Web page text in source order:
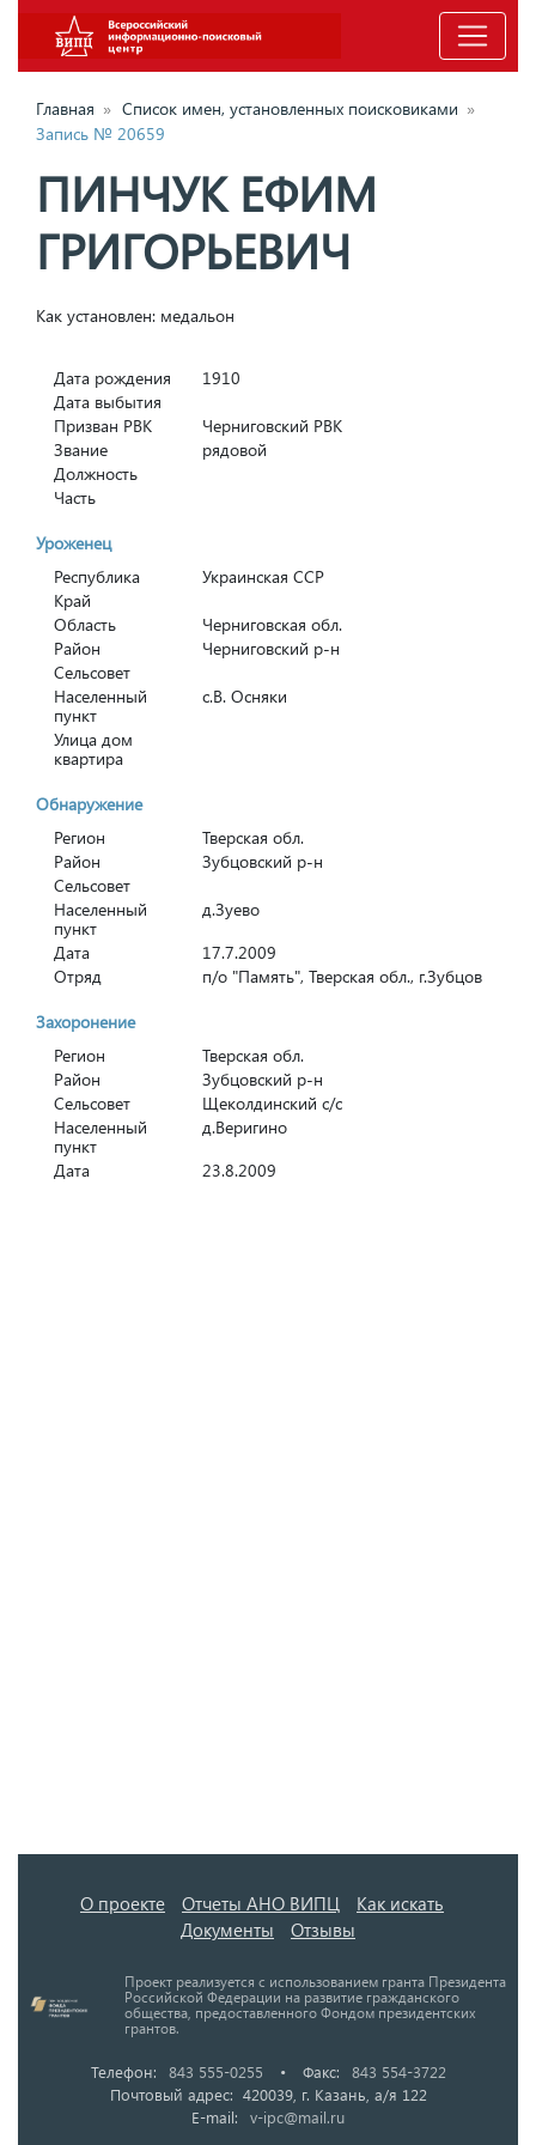
Главная » Список имен, установленных поисковиками »
Запись № 20659
ПИНЧУК ЕФИМ
ГРИГОРЬЕВИЧ
Как установлен: медальон
Дата рождения
1910
Дата выбытия
Призван РВК
Черниговский РВК
Звание
рядовой
Должность
Часть
Уроженец
Республика
Украинская ССР
Край
Область
Черниговская обл.
Район
Черниговский р-н
Сельсовет
Населенный
пункт
с.В. Осняки
Улица дом
квартира
Обнаружение
Регион
Тверская обл.
Район
Зубцовский р-н
Сельсовет
Населенный
пункт
д.Зуево
Дата
17.7.2009
Отряд
п/о "Память", Тверская обл., г.Зубцов
Захоронение
Регион
Тверская обл.
Район
Зубцовский р-н
Сельсовет
Щеколдинский с/с
Населенный
пункт
д.Веригино
Дата
23.8.2009
О проекте Отчеты АНО ВИПЦ
Как искать
Документы
Отзывы
Проект реализуется с использованием гранта Президента
Российской Федерации на развитие гражданского
общества, предоставленного Фондом президентских
грантов.
Телефон: 843 555-0255 • Факс:
843 554-3722
Почтовый адрес: 420039, г. Казань, а/я 122
E-mail:
v-ipc@mail.ru